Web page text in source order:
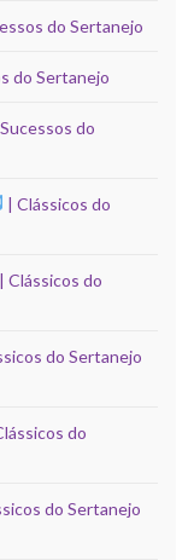
do Sertanejo
do Sertanejo
do
| Clássicos do
| Clássicos do
do Sertanejo
do
do Sertanejo